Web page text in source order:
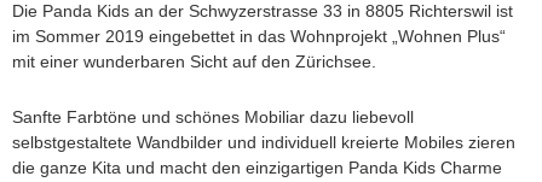
Die Panda Kids an der Schwyzerstrasse 33 in 8805 Richterswil ist
im Sommer 2019 eingebettet in das Wohnprojekt „Wohnen Plus“
mit einer wunderbaren Sicht auf den Zürichsee.
Sanfte Farbtöne und schönes Mobiliar dazu liebevoll
selbstgestaltete Wandbilder und individuell kreierte Mobiles zieren
die ganze Kita und macht den einzigartigen Panda Kids Charme